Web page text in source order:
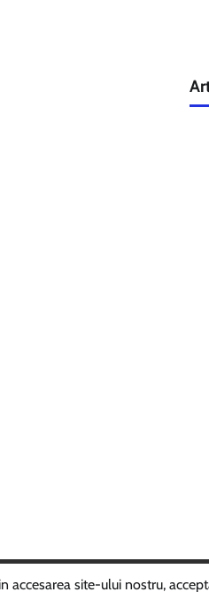
News ByAdore Themes.
site-ului nostru,